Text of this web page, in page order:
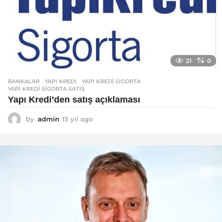
21 0
BANKALAR YAPI KREDI ,YAPI KREDI SIGORTA
YAPI KREDI SIGORTA SATIŞ
Yapı Kredi’den satış açıklaması
by admin 13 yıl ago
l
a
g
o